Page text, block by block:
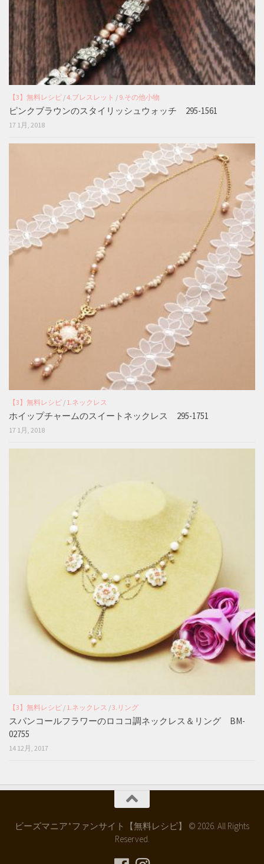
【3】無料レシピ /4.ブレスレット / 9.その他小物
ピンクブラウンのスタイリッシュウォッチ 295-1561
17 1月, 2018
【3】無料レシピ / 1.ネックレス
ホイップチャームのスイートネックレス 295-1751
17 1月, 2018
【3】無料レシピ / 1.ネックレス /3.リング
スパンコールフラワーのロココ調ネックレス＆リング BM-
02755
14 12月, 2017
ビーズマニア*ファンサイト【無料レシピ】 © 2026. All Rights
Reserved.